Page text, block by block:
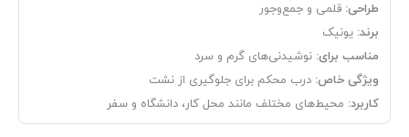
طراحی: قلمی و جمع‌وجور
برند: یونیک
مناسب برای: نوشیدنی‌های گرم و سرد
ویژگی خاص: درب محکم برای جلوگیری از نشت
کاربرد: محیط‌های مختلف مانند محل کار، دانشگاه و سفر